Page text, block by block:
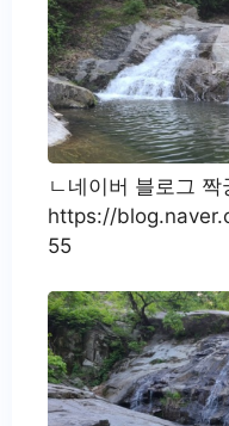
ㄴ네이버 블로그 짝
https://
55